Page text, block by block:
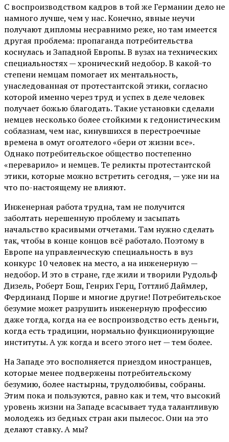
С воспроизводством кадров в той же Германии дело не
намного лучше, чем у нас. Конечно, явные неучи
получают дипломы несравнимо реже, но там имеется
другая проблема: пропаганда потребительства
коснулась и Западной Европы. В вузах на технических
специальностях — хронический недобор. В какой-то
степени немцам помогает их ментальность,
унаследованная от протестантской этики, согласно
которой именно через труд и успех в деле человек
получает божью благодать. Такие установки сделали
немцев несколько более стойкими к гедонистическим
соблазнам, чем нас, кинувшихся в перестроечные
времена в омут оголтелого «бери от жизни все».
Однако потребительское общество постепенно
«переварило» и немцев. Те реликты протестантской
этики, которые можно встретить сегодня, — уже ни на
что по-настоящему не влияют.
Инженерная работа трудна, там не получится
заболтать нерешенную проблему и засыпать
начальство красивыми отчетами. Там нужно сделать
так, чтобы в конце концов всё работало. Поэтому в
Европе на управленческую специальность в вуз
конкурс 10 человек на место, а на инженерную —
недобор. И это в стране, где жили и творили Рудольф
Дизель, Роберт Бош, Генрих Герц, Готтлиб Даймлер,
Фердинанд Порше и многие другие! Потребительское
безумие может разрушить инженерную профессию
даже тогда, когда на ее воспроизводство есть деньги,
когда есть традиции, нормально функционирующие
институты. А уж когда и всего этого нет — тем более.
На Западе это восполняется приездом иностранцев,
которые менее подвержены потребительскому
безумию, более настырны, трудолюбивы, собраны.
Этим пока и пользуются, равно как и тем, что высокий
уровень жизни на Западе всасывает туда талантливую
молодежь из бедных стран аки пылесос. Они на это
делают ставку. А мы?